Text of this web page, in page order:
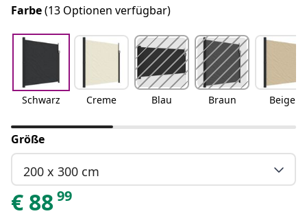
Farbe(13 Optionen verfügbar)
Schwarz Creme Blau Braun Beige
Größe
200 x 300 cm
€ 8899